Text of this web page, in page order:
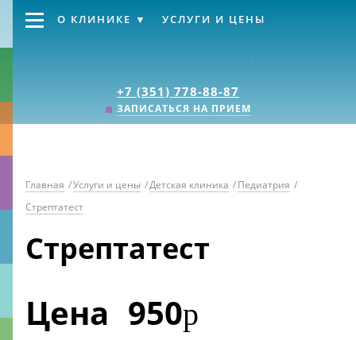
+7 (351) 778-88-87
ЗАПИСАТЬСЯ НА ПРИЕМ
О КЛИНИКЕ УСЛУГИ И ЦЕНЫ
Главная /Услуги и цены /Детская клиника /Педиатрия /
Стрептатест
Стрептатест
Цена 950р